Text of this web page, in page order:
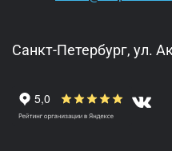
Санкт-Петербург, ул.